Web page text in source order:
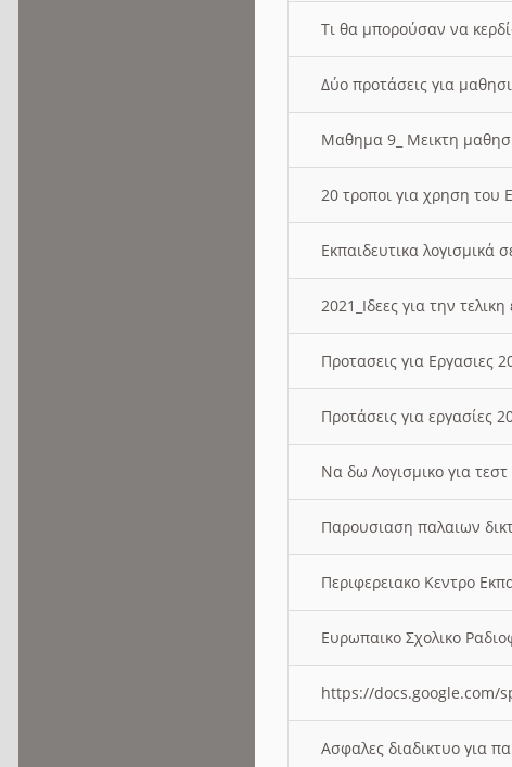
Τι θα μπορούσαν να
Δύο προτάσεις για
Μαθημα 9_ Μεικτη
20 τροποι για χρηση
Εκπαιδευτικα λογισμικά
2021_Ιδεες για την
Προτασεις για Εργασιες
Προτάσεις για εργασίες
Να δω Λογισμικο για
Παρουσιαση παλαιων
Περιφερειακο Κεντρο
Ευρωπαικο Σχολικο
https://docs.google.com/
Ασφαλες διαδικτυο για